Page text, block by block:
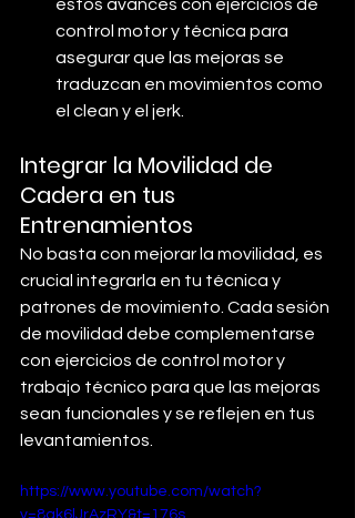
estos avances con ejercicios de
control motor y técnica para
asegurar que las mejoras se
traduzcan en movimientos como
el clean y el jerk.
Integrar la Movilidad de
Cadera en tus
Entrenamientos
No basta con mejorar la movilidad, es
crucial integrarla en tu técnica y
patrones de movimiento. Cada sesión
de movilidad debe complementarse
con ejercicios de control motor y
trabajo técnico para que las mejoras
sean funcionales y se reflejen en tus
levantamientos.
https://www.youtube.com/watch?
v=8gk6lJrAzRY&t=176s